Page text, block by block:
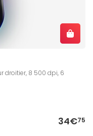
droitier, 8 500 dpi, 6
34€75